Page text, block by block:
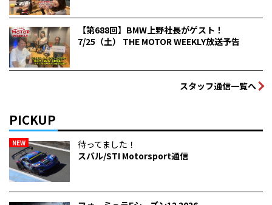
【第688回】BMW上野社長がゲスト！
7/25（土） THE MOTOR WEEKLY放送予告
スタッフ通信一覧へ
PICKUP
NEW
待ってました！
スバル/STI Motorsport通信